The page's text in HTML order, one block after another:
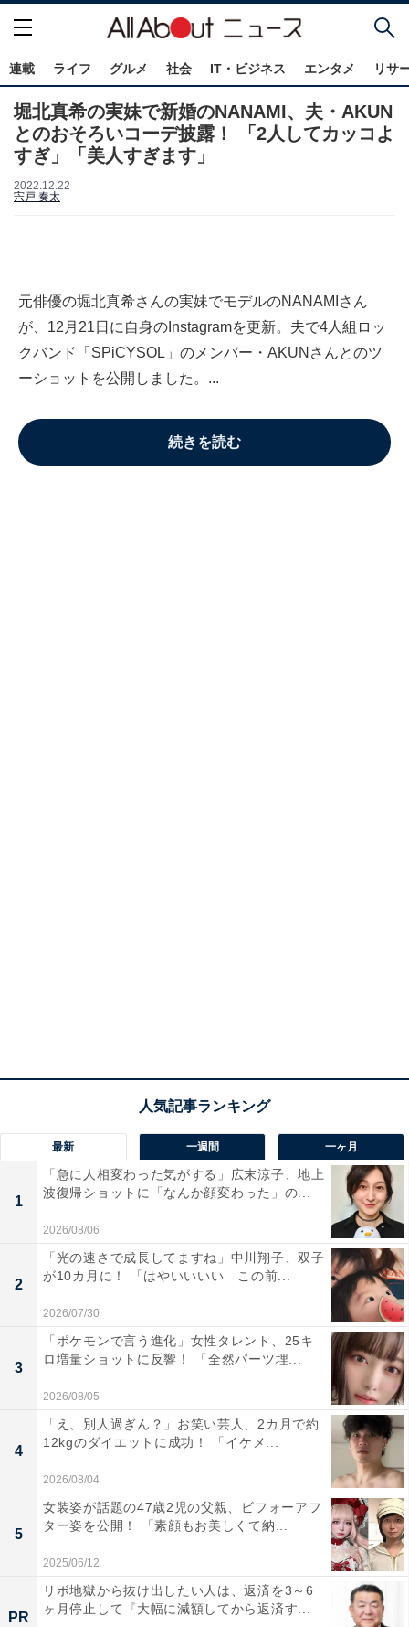
連載 ライフ グルメ 社会 IT・ビジネス エンタメ リサ
堀北真希の実妹で新婚のNANAMI、夫・AKUN
とのおそろいコーデ披露！ 「2人してカッコよ
すぎ」「美人すぎます」
2022.12.22
宍戸 奏太
元俳優の堀北真希さんの実妹でモデルのNANAMIさん
が、12月21日に自身のInstagramを更新。夫で4人組ロッ
クバンド「SPiCYSOL」のメンバー・AKUNさんとのツ
ーショットを公開しました。...
続きを読む
最新 一週間 一ヶ月
1
「急に人相変わった気がする」広末涼子、地上
波復帰ショットに「なんか顔変わった」の...
2026/08/06
2
「光の速さで成長してますね」中川翔子、双子
が10カ月に！ 「はやいいいい この前...
2026/07/30
3
「ポケモンで言う進化」女性タレント、25キ
ロ増量ショットに反響！ 「全然パーツ埋...
2026/08/05
4
「え、別人過ぎん？」お笑い芸人、2カ月で約
12kgのダイエットに成功！ 「イケメ...
2026/08/04
5
女装姿が話題の47歳2児の父親、ビフォーアフ
ター姿を公開！ 「素顔もお美しくて納...
2025/06/12
PR
リボ地獄から抜け出したい人は、返済を3～6
ヶ月停止して『大幅に減額してから返済す...